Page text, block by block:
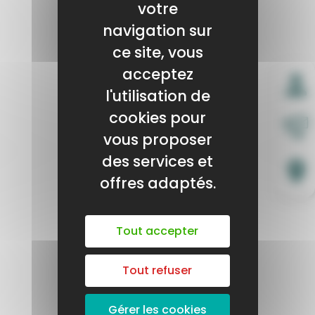
votre
navigation sur
ce site, vous
acceptez
l'utilisation de
cookies pour
vous proposer
des services et
offres adaptés.
Tout accepter
Tout refuser
Gérer les cookies